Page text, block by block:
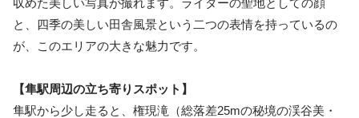
と、四季の美しい田舎風景という二つの表情を持っているの
が、このエリアの大きな魅力です。
【隼駅周辺の立ち寄りスポット】
隼駅から少し走ると、権現滝（総落差25mの秘境の渓谷美・